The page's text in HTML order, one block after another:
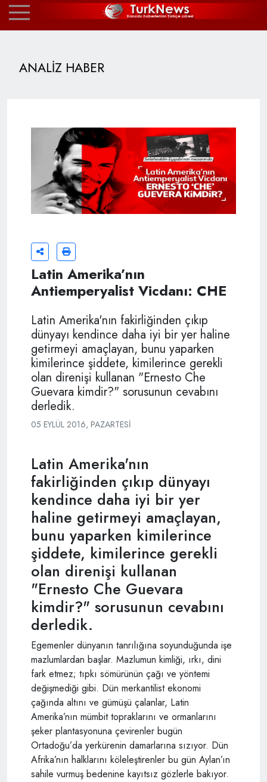
ANALİZ HABER
Latin Amerika’nın
Antiemperyalist Vicdanı: CHE
Latin Amerika'nın fakirliğinden çıkıp
dünyayı kendince daha iyi bir yer haline
getirmeyi amaçlayan, bunu yaparken
kimilerince şiddete, kimilerince gerekli
olan direnişi kullanan "Ernesto Che
Guevara kimdir?" sorusunun cevabını
derledik.
05 EYLÜL 2016, PAZARTESI
Latin Amerika'nın
fakirliğinden çıkıp dünyayı
kendince daha iyi bir yer
haline getirmeyi amaçlayan,
bunu yaparken kimilerince
şiddete, kimilerince gerekli
olan direnişi kullanan
"Ernesto Che Guevara
kimdir?" sorusunun cevabını
derledik.
Egemenler dünyanın tanrılığına soyunduğunda işe
mazlumlardan başlar. Mazlumun kimliği, ırkı, dini
fark etmez; tıpkı sömürünün çağı ve yöntemi
değişmediği gibi. Dün merkantilist ekonomi
çağında altını ve gümüşü çalanlar, Latin
Amerika’nın mümbit topraklarını ve ormanlarını
şeker plantasyonuna çevirenler bugün
Ortadoğu’da yerkürenin damarlarına sızıyor. Dün
Afrika’nın halklarını köleleştirenler bu gün Aylan’ın
sahile vurmuş bedenine kayıtsız gözlerle bakıyor.